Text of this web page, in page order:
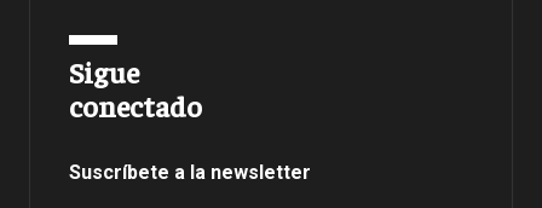
Sigue
conectado
Suscríbete a la newsletter